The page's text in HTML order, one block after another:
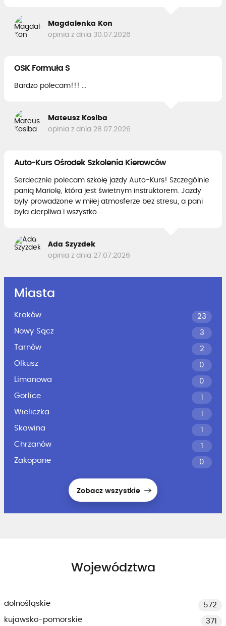
Magdalenka Kon
opinia z dnia 30.07.2026
OSK Formuła S
Bardzo polecam!!! ...
Mateusz Kosiba
opinia z dnia 28.07.2026
Auto-Kurs Ośrodek Szkolenia Kierowców
Serdecznie polecam szkołę jazdy Auto-Kurs! Szczególnie
panią Mariolę, która jest świetnym instruktorem. Jazdy
były prowadzone w miłej atmosferze bez stresu, a pani
była cierpliwa i wszystko...
Ada Szyzdek
opinia z dnia 27.07.2026
Miasta
Kraków
23
Nowy Sącz
3
Tarnów
2
Olkusz
0
Limanowa
0
Gorlice
1
Wieliczka
1
Skawina
1
Chrzanów
1
Zakopane
0
Zobacz wszystkie
Województwa
dolnośląskie
572
kujawsko-pomorskie
371